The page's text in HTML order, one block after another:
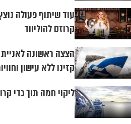
עוד שיתוף פעולה
קרוזס להוליווד
הצצה ראשונה
קזינו ללא עישון
ליקוי חמה תוך כדי